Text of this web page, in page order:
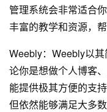
管理系统会非常适合
丰富的教学和资源，
Weebly：Weebly以
论你是想做个人博客
能提供极其方便的支
但依然能够满足大多